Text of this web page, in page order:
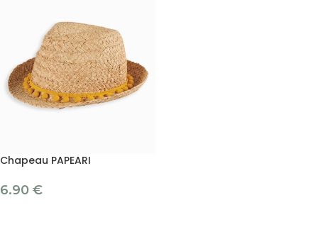
Chapeau PAPEARI
6.90 €